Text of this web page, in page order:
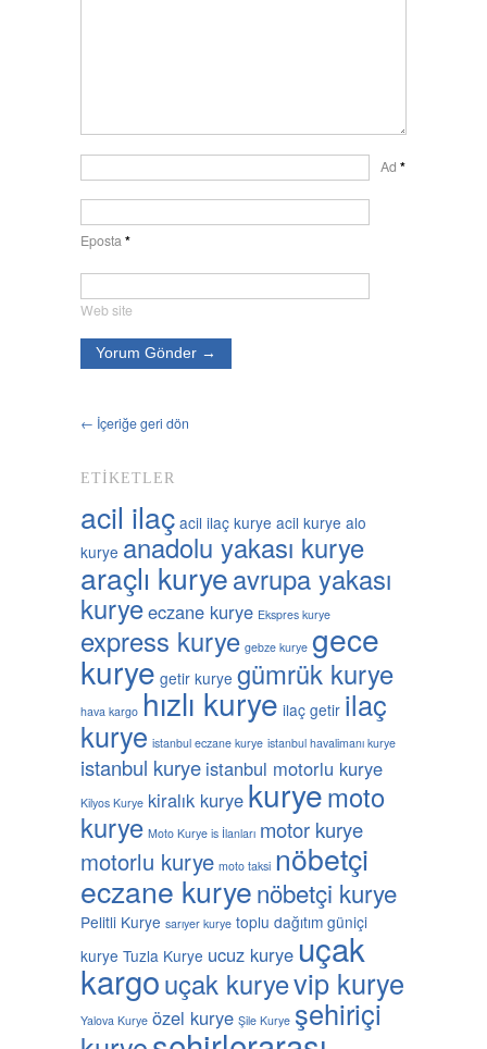
Ad *
Eposta*
Web site
← İçeriğe geri dön
ETIKETLER
acil ilaç acil ilaç kurye acil kurye alo
kurye anadolu yakası kurye
araçlı kuryeavrupa yakası
kuryeeczane kurye Ekspres kurye
express kurye gebze kurye gece
kurye getir kurye gümrük kurye
hava kargo hızlı kurye ilaç getir ilaç
kurye istanbul eczane kurye istanbul havalimanı kurye
istanbul kurye istanbul motorlu kurye
Kilyos Kurye kiralık kurye kuryemoto
kurye Moto Kurye is İlanları motor kurye
motorlu kurye moto taksi nöbetçi
eczane kuryenöbetçi kurye
Pelitli Kurye sarıyer kurye toplu dağıtım güniçi
kurye Tuzla Kurye ucuz kurye uçak
kargouçak kuryevip kurye
Yalova Kurye özel kurye Şile Kurye şehiriçi